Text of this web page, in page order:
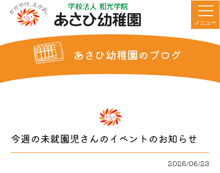
メニュー
あさひ幼稚園のブログ
今週の未就園児さんのイベントのお知らせ
2026/06/23